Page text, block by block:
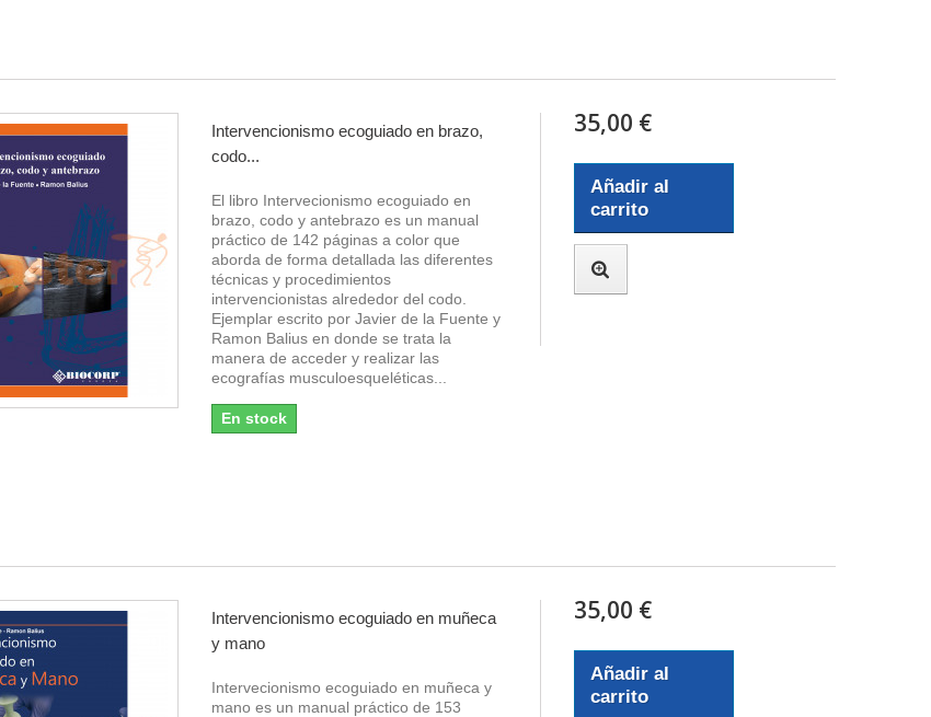
Intervencionismo ecoguiado en brazo,
codo...
El libro Intervecionismo ecoguiado en
brazo, codo y antebrazo es un manual
práctico de 142 páginas a color que
aborda de forma detallada las diferentes
técnicas y procedimientos
intervencionistas alrededor del codo.
Ejemplar escrito por Javier de la Fuente y
Ramon Balius en donde se trata la
manera de acceder y realizar las
ecografías musculoesqueléticas...
En stock
35,00 €
Añadir al
carrito
Intervencionismo ecoguiado en muñeca
y mano
Intervecionismo ecoguiado en muñeca y
mano es un manual práctico de 153
35,00 €
Añadir al
carrito